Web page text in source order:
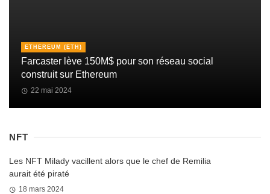
ETHEREUM (ETH)
Farcaster lève 150M$ pour son réseau social
construit sur Ethereum
22 mai 2024
NFT
Les NFT Milady vacillent alors que le chef de Remilia
aurait été piraté
18 mars 2024